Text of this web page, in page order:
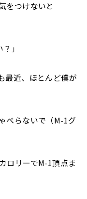
をつけないと
」
最近、ほとんど僕が
べらないで（M-1グ
カロリーでM-1頂点ま